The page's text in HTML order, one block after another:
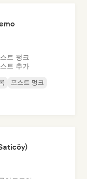
트 펑크
트 추가
포스트 펑크